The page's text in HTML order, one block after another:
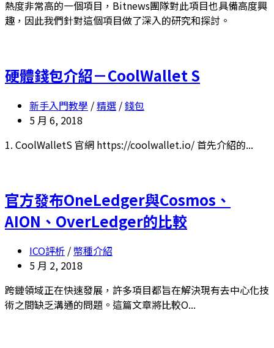
熱度非常高的一個項目，Bitnews團隊對此項目也具備高度興
趣，因此我們針對這個項目做了深入的研究和探討。
硬體錢包介紹－CoolWallet S
新手入門教學 /精選 /錢包
5 月 6, 2018
1. CoolWalletS 官網 https://coolwallet.io/ 首先介紹的...
官方發布OneLedger與Cosmos、
AION、OverLedger的比較
ICO評析 / 幣種介紹
5 月 2, 2018
跨鏈領域正在快速發展，許多項目都旨在解決現有去中心化技
術之間缺乏溝通的問題。這篇文章將比較O...